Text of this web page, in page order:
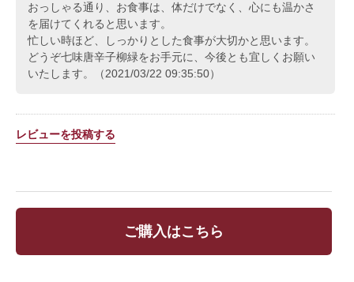
おっしゃる通り、お食事は、体だけでなく、心にも温かさ
を届けてくれると思います。
忙しい時ほど、しっかりとした食事が大切かと思います。
どうぞ七味唐辛子柳緑をお手元に、今後とも宜しくお願い
いたします。（2021/03/22 09:35:50）
レビューを投稿する
ご購入はこちら